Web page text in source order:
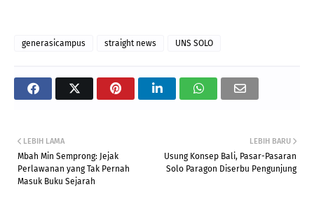
generasicampus straight news UNS SOLO
LEBIH BARU
Usung Konsep Bali, Pasar-Pasaran
Solo Paragon Diserbu Pengunjung
LEBIH LAMA
Mbah Min Semprong: Jejak
Perlawanan yang Tak Pernah
Masuk Buku Sejarah